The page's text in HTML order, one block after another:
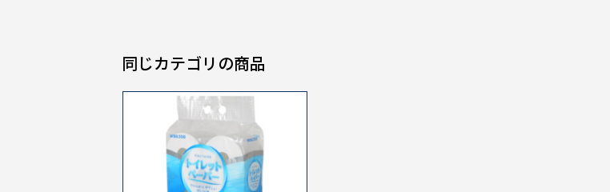
同じカテゴリの商品